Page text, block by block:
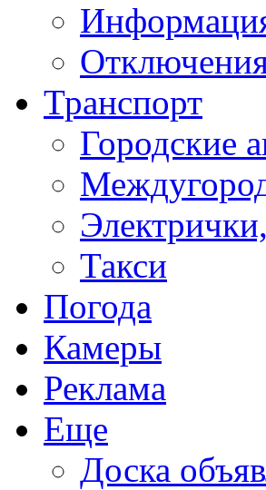
Транспорт
Городские
Такси
Погода
Камеры
Реклама
Еще
Доска